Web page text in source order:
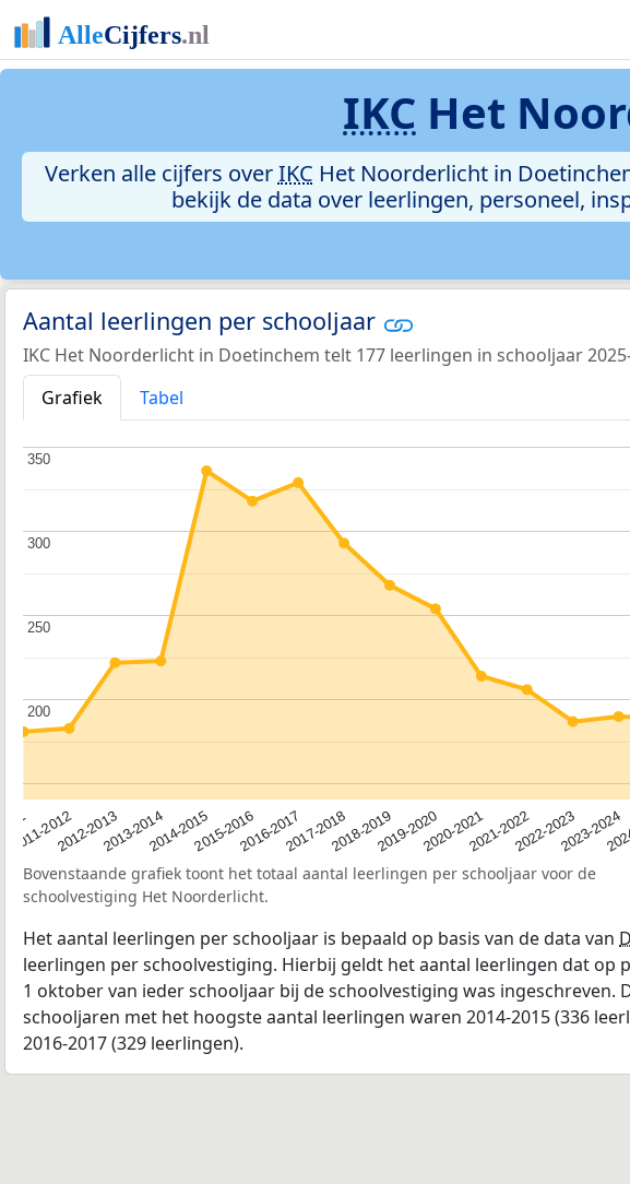
IKC Het
Verken alle cijfers overIKC Het Noorderlicht in
bekijk de data over leerlingen, personeel,
Aantal leerlingen per schooljaar
IKC Het Noorderlicht in Doetinchem telt 177 leerlingen in schooljaar
Grafiek
Tabel
2011-20122012-20132013-20142014-20152015-20162016-20172017-20182018-20192019-20202020-20212021-20222022-20232023-2024
200
200
250
250
300
300
350
350
Bovenstaande grafiek toont het totaal aantal leerlingen per schooljaar voor de
schoolvestiging Het Noorderlicht.
Het aantal leerlingen per schooljaar is bepaald op basis van de data van
leerlingen per schoolvestiging. Hierbij geldt het aantal leerlingen dat op
1 oktober van ieder schooljaar bij de schoolvestiging was ingeschreven.
schooljaren met het hoogste aantal leerlingen waren 2014-2015 (336
2016-2017 (329 leerlingen).